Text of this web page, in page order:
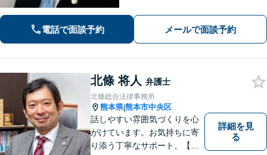
電話で面談予約 メールで面談予約
北條 将人 弁護士
北條総合法律事務所
熊本県|熊本市中央区
話しやすい雰囲気づくりを心
がけています。お気持ちに寄
り添う丁寧なサポート。【借
詳細を見
る